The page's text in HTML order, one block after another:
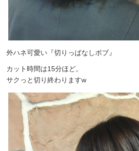
外ハネ可愛い『切りっぱなしボブ』
カット時間は15分ほど。
サクっと切り終わりますw